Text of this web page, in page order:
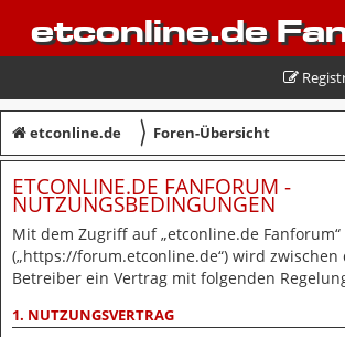
etconline.de
etconline.de 〉 Foren-Übersicht
ETCONLINE.DE FANFORUM -
NUTZUNGSBEDINGUNGEN
Mit dem Zugriff auf „etconline.de Fanforum“
(„https://forum.etconline.de“) wird
Betreiber ein Vertrag mit folgenden
1. NUTZUNGSVERTRAG